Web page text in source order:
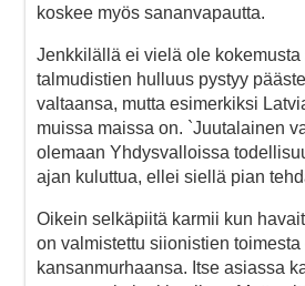
koskee myös sananvapautta.
Jenkkilällä ei vielä ole kokemusta
talmudistien hulluus pystyy
valtaansa, mutta esimerkiksi
muissa maissa on. `Juutalainen
olemaan Yhdysvalloissa
ajan kuluttua, ellei siellä pian
Oikein selkäpiitä karmii kun
on valmistettu siionistien toimesta
kansanmurhaansa. Itse asiassa